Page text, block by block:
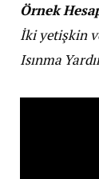
Örnek
İki yetişkin
Isınma